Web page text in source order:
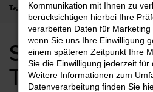
Tageszulassung Fellbach
Skoda Kamiq
Kommunikation mit Ihnen zu
berücksichtigen hierbei Ihre
verarbeiten Daten für Marketing
wenn Sie uns Ihre Einwilligung
einem späteren Zeitpunkt Ihre
Sie die Einwilligung jederzeit für
Weitere Informationen zum
Datenverarbeitung finden Sie